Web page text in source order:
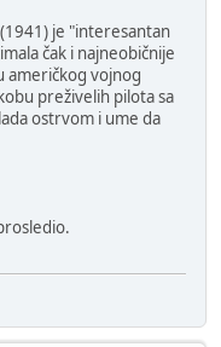
je "interesantan
čak i najneobičnije
američkog vojnog
preživelih pilota sa
ostrvom i ume da